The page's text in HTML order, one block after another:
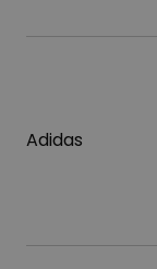
Adidas